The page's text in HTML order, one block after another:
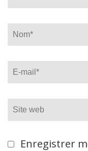
Name
Email*
Site
web
Enregistrer